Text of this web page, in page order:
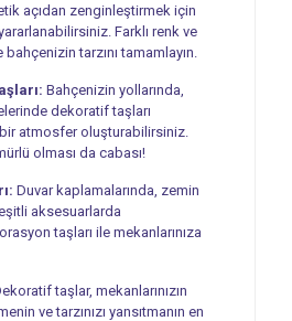
açıdan zenginleştirmek için
Farklı renk ve
tarzını tamamlayın.
Bahçenizin yollarında,
dekoratif taşları
bir atmosfer oluşturabilirsiniz.
olması da cabası!
Duvar kaplamalarında, zemin
aksesuarlarda
taşları ile mekanlarınıza
taşlar, mekanlarınızın
ve tarzınızı yansıtmanın en